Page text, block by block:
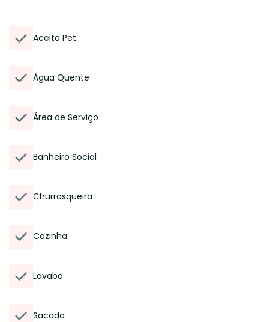
Aceita Pet
Água Quente
Área de Serviço
Banheiro Social
Churrasqueira
Cozinha
Lavabo
Sacada